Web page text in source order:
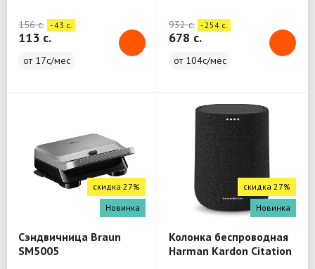
156 c. - 43 c.
113 c.
от 17с/мес
932 c. - 254 c.
678 c.
от 104с/мес
скидка 27%
Новинка
Сэндвичница Braun
SM5005
скидка 27%
Новинка
Колонка беспроводная
Harman Kardon Citation